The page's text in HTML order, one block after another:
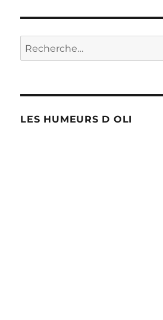
Recherche
pour :
LES HUMEURS D OLI